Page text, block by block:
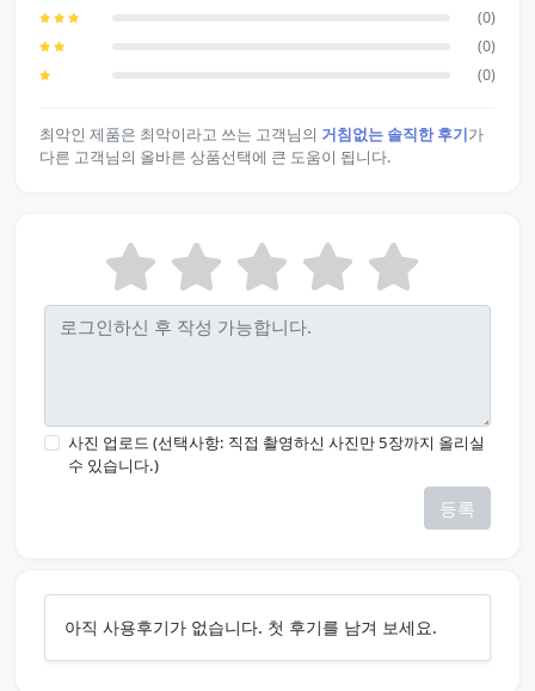
(0)
(0)
(0)
최악인 제품은 최악이라고 쓰는 고객님의 거침없는 솔직한 후기가
다른 고객님의 올바른 상품선택에 큰 도움이 됩니다.
사진 업로드 (선택사항: 직접 촬영하신 사진만 5장까지 올리실
수 있습니다.)
등록
아직 사용후기가 없습니다. 첫 후기를 남겨 보세요.